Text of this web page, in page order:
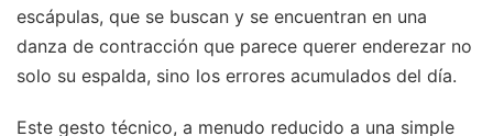
escápulas, que se buscan y se encuentran en una
danza de contracción que parece querer enderezar no
solo su espalda, sino los errores acumulados del día.
Este gesto técnico, a menudo reducido a una simple